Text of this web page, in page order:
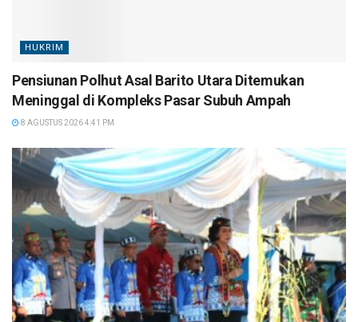
HUKRIM
Pensiunan Polhut Asal Barito Utara Ditemukan
Meninggal di Kompleks Pasar Subuh Ampah
8 AGUSTUS 2026 4:41 PM